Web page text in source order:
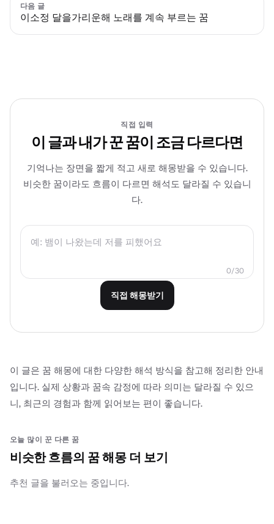
다음 글
이소정 달을가리운해 노래를 계속 부르는 꿈
직접 입력
이 글과 내가 꾼 꿈이 조금 다르다면
기억나는 장면을 짧게 적고 새로 해몽받을 수 있습니다.
비슷한 꿈이라도 흐름이 다르면 해석도 달라질 수 있습니
다.
0/30
직접 해몽받기
이 글은 꿈 해몽에 대한 다양한 해석 방식을 참고해 정리한 안내
입니다. 실제 상황과 꿈속 감정에 따라 의미는 달라질 수 있으
니, 최근의 경험과 함께 읽어보는 편이 좋습니다.
오늘 많이 꾼 다른 꿈
비슷한 흐름의 꿈 해몽 더 보기
추천 글을 불러오는 중입니다.